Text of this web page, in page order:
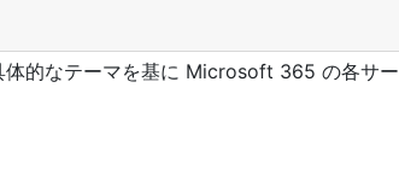
的なテーマを基に Microsoft 365 の各サー